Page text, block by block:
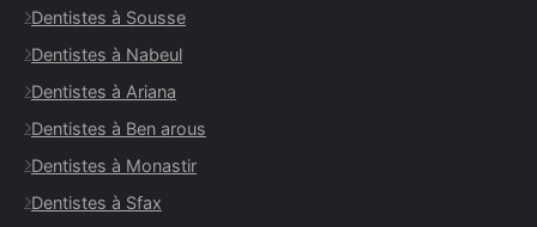
Dentistes à Sousse
Dentistes à Nabeul
Dentistes à Ariana
Dentistes à Ben arous
Dentistes à Monastir
Dentistes à Sfax